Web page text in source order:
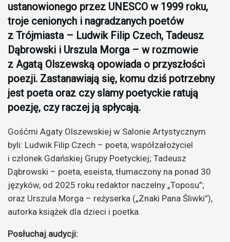
ustanowionego przez UNESCO w 1999 roku,
troje cenionych i nagradzanych poetów
z Trójmiasta – Ludwik Filip Czech, Tadeusz
Dąbrowski i Urszula Morga – w rozmowie
z Agatą Olszewską opowiada o przyszłości
poezji. Zastanawiają się, komu dziś potrzebny
jest poeta oraz czy slamy poetyckie ratują
poezję, czy raczej ją spłycają.
Gośćmi Agaty Olszewskiej w Salonie Artystycznym
byli: Ludwik Filip Czech – poeta, współzałożyciel
i członek Gdańskiej Grupy Poetyckiej; Tadeusz
Dąbrowski – poeta, eseista, tłumaczony na ponad 30
języków, od 2025 roku redaktor naczelny „Toposu”;
oraz Urszula Morga – reżyserka („Znaki Pana Śliwki”),
autorka książek dla dzieci i poetka.
Posłuchaj audycji: